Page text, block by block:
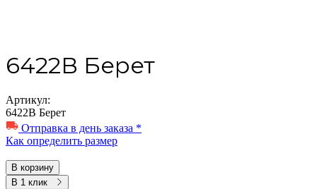
6422В Берет
Артикул:
6422В Берет
Отправка в день заказа *
Как определить размер
В корзину
В 1 клик